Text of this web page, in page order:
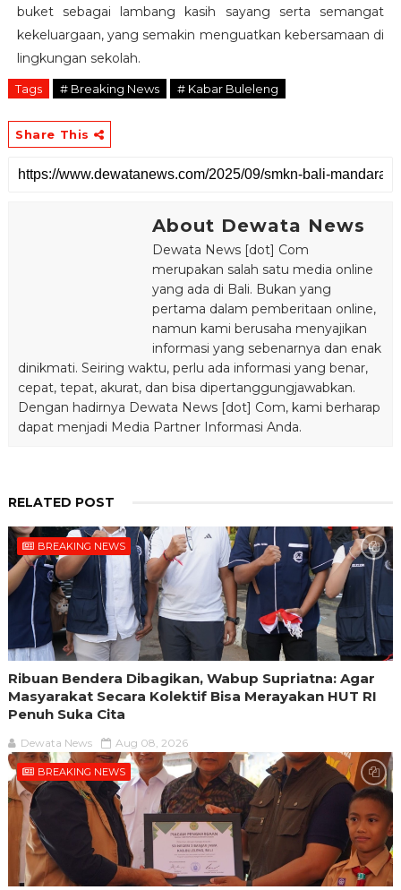
buket sebagai lambang kasih sayang serta semangat
kekeluargaan, yang semakin menguatkan kebersamaan di
lingkungan sekolah.
Tags # Breaking News # Kabar Buleleng
Share This
About Dewata News
Dewata News [dot] Com
merupakan salah satu media online
yang ada di Bali. Bukan yang
pertama dalam pemberitaan online,
namun kami berusaha menyajikan
informasi yang sebenarnya dan enak
dinikmati. Seiring waktu, perlu ada informasi yang benar,
cepat, tepat, akurat, dan bisa dipertanggungjawabkan.
Dengan hadirnya Dewata News [dot] Com, kami berharap
dapat menjadi Media Partner Informasi Anda.
RELATED POST
BREAKING NEWS
Ribuan Bendera Dibagikan, Wabup Supriatna: Agar
Masyarakat Secara Kolektif Bisa Merayakan HUT RI
Penuh Suka Cita
Dewata News Aug 08, 2026
BREAKING NEWS